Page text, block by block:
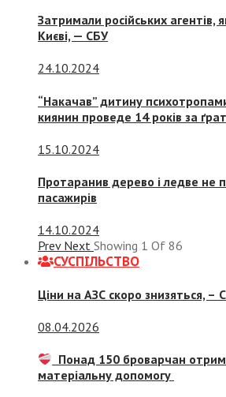
Затримали російських агентів,
Києві, — СБУ
24.10.2024
“Накачав” дитину
киянин проведе 14 років за
15.10.2024
Протаранив дерево і ледве не
пасажирів
14.10.2024
Prev Next Showing 1 Of 86
СУСПIЛЬСТВО
Ціни на АЗС скоро знизяться, –
08.04.2026
Понад 150 броварчан
матеріальну допомогу